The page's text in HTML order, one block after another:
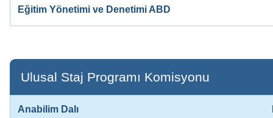
Eğitim Yönetimi ve Denetimi ABD
Ulusal Staj Programı Komisyonu
Anabilim Dalı